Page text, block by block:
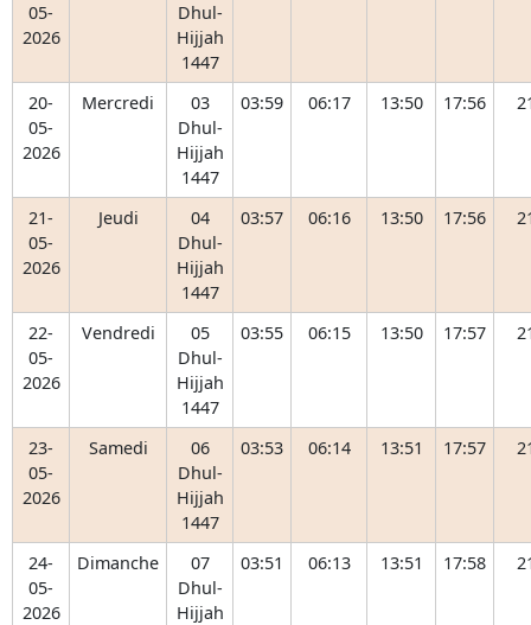
05-
2026
Dhul-
Hijjah
1447
20-
05-
2026
Mercredi
03
Dhul-
Hijjah
1447
03:59 06:17 13:50 17:56
21-
05-
2026
Jeudi
04
Dhul-
Hijjah
1447
03:57 06:16 13:50 17:56
22-
05-
2026
Vendredi
05
Dhul-
Hijjah
1447
03:55 06:15 13:50 17:57
23-
05-
2026
Samedi
06
Dhul-
Hijjah
1447
03:53 06:14 13:51 17:57
24-
05-
2026
Dimanche
07
Dhul-
Hijjah
03:51 06:13 13:51 17:58